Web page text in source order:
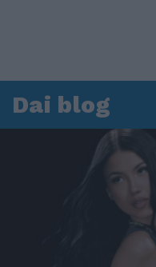
Dai blog